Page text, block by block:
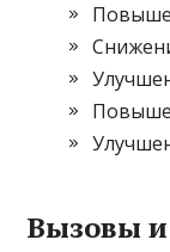
Вызовы